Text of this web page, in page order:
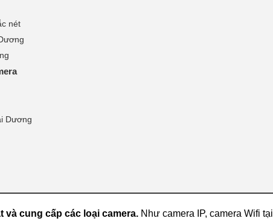
nét
Dương
và cung cấp các loại camera. Như camera IP, camera Wifi tại